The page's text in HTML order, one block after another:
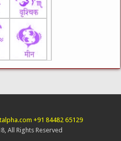
+91 84482 65129
All Rights Reserved